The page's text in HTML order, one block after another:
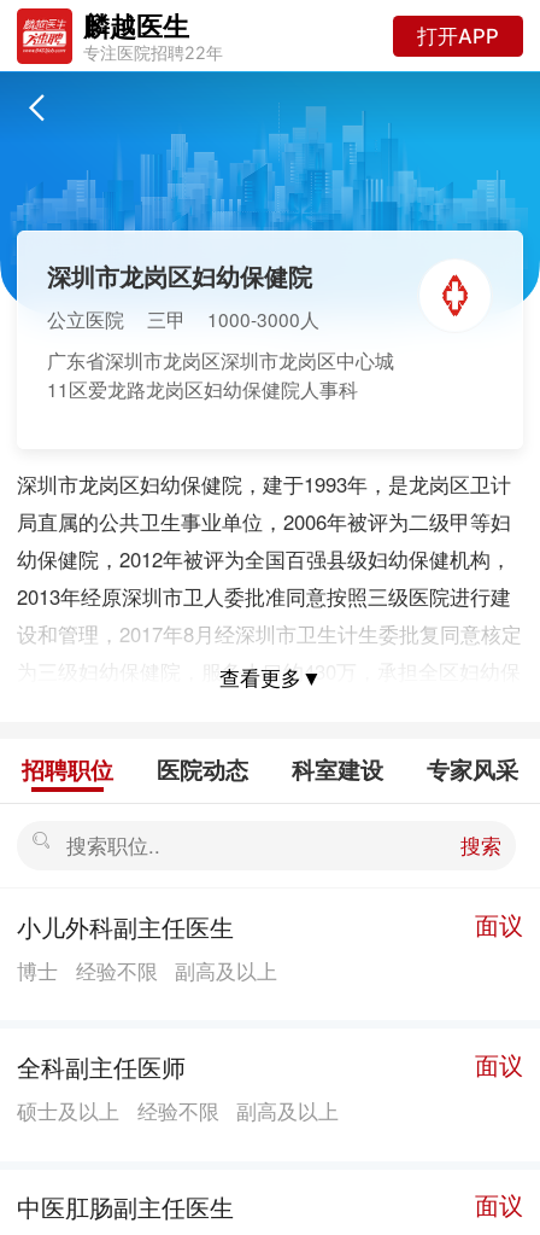
麟越医生
专注医院招聘22年
打开APP
深圳市龙岗区妇幼保健院
公立医院 三甲
1000-3000人
广东省深圳市龙岗区深圳市龙岗区中心城
11区爱龙路龙岗区妇幼保健院人事科
深圳市龙岗区妇幼保健院，建于1993年，是龙岗区卫计
局直属的公共卫生事业单位，2006年被评为二级甲等妇
幼保健院，2012年被评为全国百强县级妇幼保健机构，
2013年经原深圳市卫人委批准同意按照三级医院进行建
设和管理，2017年8月经深圳市卫生计生委批复同意核定
为三级妇幼保健院，服务人口约430万，承担全区妇幼保
业务范围辐射到东莞、惠州、惠阳等周边市县。 一、医
平方米，床位500张。 按照妇幼学科体系建设的要求设
童保健部，共设置职能管理科室14个，业务科室31个，
医技及其他科室22个。 二、人员情况 全院员工835名，
包括：二代基因测序仪、全自动流式细胞仪、小儿电子
支气管镜、Q开关、YDNG激光治疗仪、全自动毛细管电
HOLOGICSelenia全景数字化乳腺钼靶机、高档四维彩
查看更多▼
招聘职位 医院动态 科室建设 专家风采
搜索
小儿外科副主任医生 面议
博士 经验不限 副高及以上
全科副主任医师 面议
硕士及以上 经验不限 副高及以上
中医肛肠副主任医生 面议